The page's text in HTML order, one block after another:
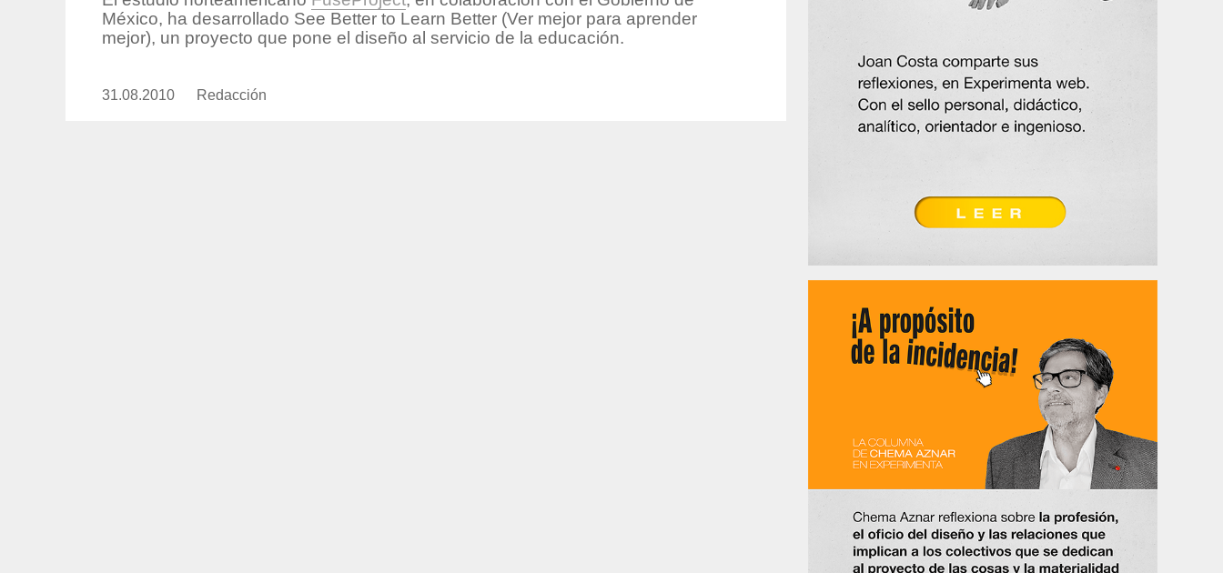
México, ha desarrollado See Better to Learn Better (Ver mejor para aprender
mejor), un proyecto que pone el diseño al servicio de la educación.
Publicado
31.08.2010 https://www.experimenta.es/author/redaccion/
Redacción